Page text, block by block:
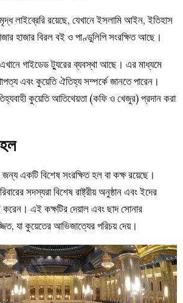
লাইব্রেরি রয়েছে, যেখানে ইসলামি আইন, ইতিহাস
হাজার বিরল বই ও পাণ্ডুলিপি সংরক্ষিত আছে।
গাইডেড ট্যুরের ব্যবস্থা আছে। এর মাধ্যমে
এবং কুয়েতি ঐতিহ্য সম্পর্কে জানতে পারেন।
কুয়েতি আতিথেয়তা (কফি ও খেজুর) প্রদান করা
একটি বিশেষ সংরক্ষিত হল বা কক্ষ রয়েছে।
সদস্যরা বিশেষ রাষ্ট্রীয় অনুষ্ঠান এবং ইদের
করেন। এই কক্ষটির দেয়াল এবং ছাদ সোনার
যা কুয়েতের আভিজাত্যের পরিচয় দেয়।